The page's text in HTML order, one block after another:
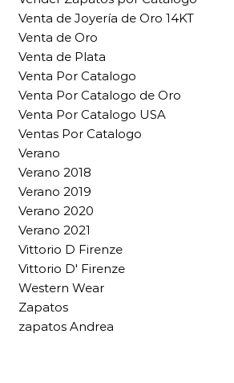
Venta de Joyería de Oro 14KT
Venta de Oro
Venta de Plata
Venta Por Catalogo
Venta Por Catalogo de Oro
Venta Por Catalogo USA
Ventas Por Catalogo
Verano
Verano 2018
Verano 2019
Verano 2020
Verano 2021
Vittorio D Firenze
Vittorio D' Firenze
Western Wear
Zapatos
zapatos Andrea